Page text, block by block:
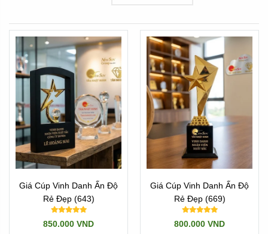
Giá Cúp Vinh Danh Ấn Độ
Rẻ Đẹp (643)
850.000 VND
Giá Cúp Vinh Danh Ấn Độ
Rẻ Đẹp (669)
800.000 VND